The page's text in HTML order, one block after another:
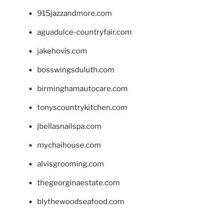
915jazzandmore.com
aguadulce-countryfair.com
jakehovis.com
bosswingsduluth.com
birminghamautocare.com
tonyscountrykitchen.com
jbellasnailspa.com
mychaihouse.com
alvisgrooming.com
thegeorginaestate.com
blythewoodseafood.com